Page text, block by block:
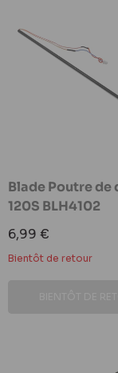
Blade Poutre de
120S BLH4102
Prix
réduit
6,99 €
Bientôt de retour